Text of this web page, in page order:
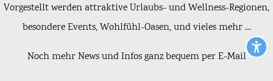
Vorgestellt werden attraktive Urlaubs- und Wellness-Regionen,
besondere Events, Wohlfühl-Oasen, und vieles mehr …
Noch mehr News und Infos ganz bequem per E-Mail